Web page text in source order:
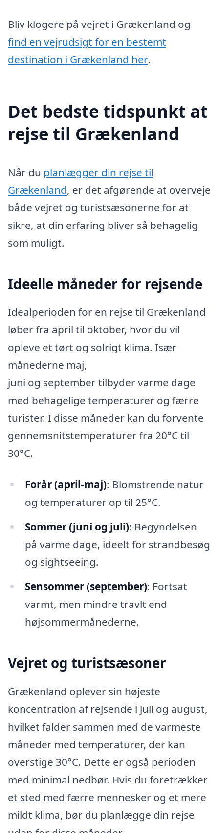
Bliv klogere på vejret i Grækenland og
find en vejrudsigt for en bestemt
destination i Grækenland her.
Det bedste tidspunkt at
rejse til Grækenland
Når du planlægger din rejse til
Grækenland, er det afgørende at overveje
både vejret og turistsæsonerne for at
sikre, at din erfaring bliver så behagelig
som muligt.
Ideelle måneder for rejsende
Idealperioden for en rejse til Grækenland
løber fra april til oktober, hvor du vil
opleve et tørt og solrigt klima. Især
månederne maj,
juni og september tilbyder varme dage
med behagelige temperaturer og færre
turister. I disse måneder kan du forvente
gennemsnitstemperaturer fra 20°C til
30°C.
Forår (april-maj): Blomstrende natur
og temperaturer op til 25°C.
Sommer (juni og juli): Begyndelsen
på varme dage, ideelt for strandbesøg
og sightseeing.
Sensommer (september): Fortsat
varmt, men mindre travlt end
højsommermånederne.
Vejret og turistsæsoner
Grækenland oplever sin højeste
koncentration af rejsende i juli og august,
hvilket falder sammen med de varmeste
måneder med temperaturer, der kan
overstige 30°C. Dette er også perioden
med minimal nedbør. Hvis du foretrækker
et sted med færre mennesker og et mere
mildt klima, bør du planlægge din rejse